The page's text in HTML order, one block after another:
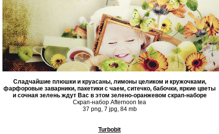
Сладчайшие плюшки и круасаны, лимоны целиком и кружочками,
фарфоровые заварники, пакетики с чаем, ситечко, бабочки, яркие цветы
и сочная зелень ждут Вас в этом зелено-оранжевом скрап-наборе
Скрап-набор Afternoon tea
37 png, 7 jpg, 84 mb
Turbobit